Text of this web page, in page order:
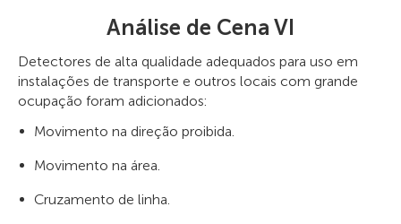
Análise de Cena VI
Detectores de alta qualidade adequados para uso em
instalações de transporte e outros locais com grande
ocupação foram adicionados:
Movimento na direção proibida.
Movimento na área.
Cruzamento de linha.